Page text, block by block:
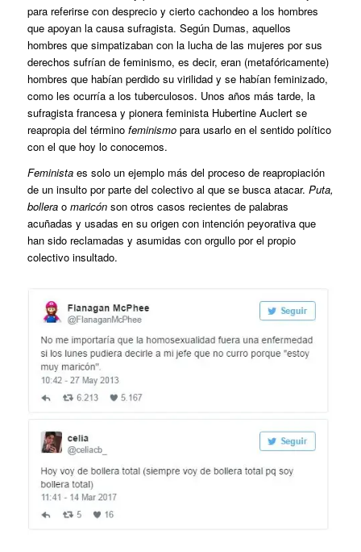
para referirse con desprecio y cierto cachondeo a los hombres
que apoyan la causa sufragista. Según Dumas, aquellos
hombres que simpatizaban con la lucha de las mujeres por sus
derechos sufrían de feminismo, es decir, eran (metafóricamente)
hombres que habían perdido su virilidad y se habían feminizado,
como les ocurría a los tuberculosos. Unos años más tarde, la
sufragista francesa y pionera feminista Hubertine Auclert se
reapropia del término feminismopara usarlo en el sentido político
con el que hoy lo conocemos.
Feministaes solo un ejemplo más del proceso de reapropiación
de un insulto por parte del colectivo al que se busca atacar. Puta,
bollerao maricónson otros casos recientes de palabras
acuñadas y usadas en su origen con intención peyorativa que
han sido reclamadas y asumidas con orgullo por el propio
colectivo insultado.